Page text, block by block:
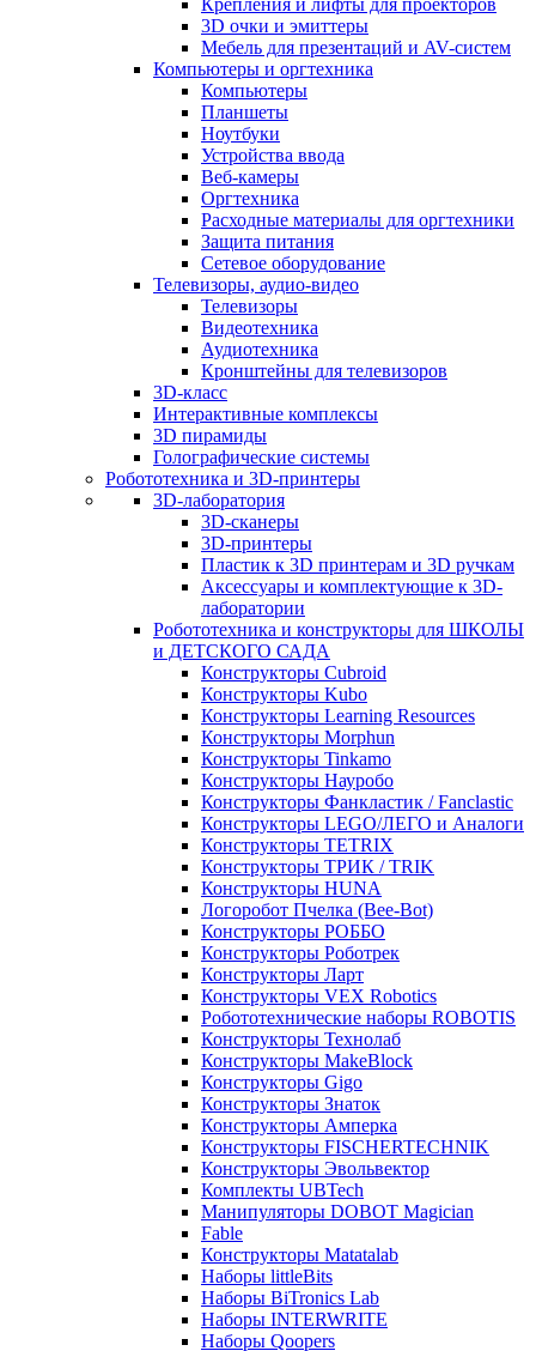
Крепления и лифты для проекторов
3D очки и эмиттеры
Мебель для презентаций и AV-систем
Компьютеры и оргтехника
Компьютеры
Планшеты
Ноутбуки
Устройства ввода
Веб-камеры
Оргтехника
Расходные материалы для оргтехники
Защита питания
Сетевое оборудование
Телевизоры, аудио-видео
Телевизоры
Видеотехника
Аудиотехника
Кронштейны для телевизоров
3D-класс
Интерактивные комплексы
3D пирамиды
Голографические системы
Робототехника и 3D-принтеры
3D-лаборатория
3D-сканеры
3D-принтеры
Пластик к 3D принтерам и 3D ручкам
Аксессуары и комплектующие к 3D-
лаборатории
Робототехника и конструкторы для ШКОЛЫ
и ДЕТСКОГО САДА
Конструкторы Cubroid
Конструкторы Kubo
Конструкторы Learning Resources
Конструкторы Morphun
Конструкторы Tinkamo
Конструкторы Науробо
Конструкторы Фанкластик / Fanclastic
Конструкторы LEGO/ЛЕГО и Аналоги
Конструкторы TETRIX
Конструкторы ТРИК / TRIK
Конструкторы HUNA
Логоробот Пчелка (Bee-Bot)
Конструкторы РОББО
Конструкторы Роботрек
Конструкторы Ларт
Конструкторы VEX Robotics
Робототехнические наборы ROBOTIS
Конструкторы Технолаб
Конструкторы MakeBlock
Конструкторы Gigo
Конструкторы Знаток
Конструкторы Амперка
Конструкторы FISCHERTECHNIK
Конструкторы Эвольвектор
Комплекты UBTech
Манипуляторы DOBOT Magician
Fable
Конструкторы Matatalab
Наборы littleBits
Наборы BiTronics Lab
Наборы INTERWRITE
Наборы Qoopers